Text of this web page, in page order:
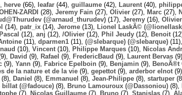
herve (66), leafar (44), guillaume (42), Laurent (40),
ZARDI (28), Jeremy Fain (27), Olivier (27), Marc (27),
(@arnaud_thurudev) (17), Jeremy (16),
(14), patr_ix (14), Jerome (13), Lionel LaskÃ©
Pascal (12), anj (12), /Olivier (12), Phil Jeudy (12), Benoit
(11), dparmen1 (11), (@slebarque) (@slebarque) (11),
(10), Vincent (10), Philippe Marques (10), Nicolas
David (9), Rafael (9), FredericBaud (9), Laurent Bervas
(9), Yann (9), Fabrice Epelboin (9), Benjamin (9), BenoÃ®t
de la nature et de la vie (9), gepettot (9), arderbor elnot (9),
(8), Daniel (8), Emmanuel (8), Jean-Philippe (8), startuper
billat (@fadouce) (8), Bruno Lamouroux (@Dassoniou) (8),
(7), Nicolas Guillaume (7), Bruno (7), Stanislas (7),